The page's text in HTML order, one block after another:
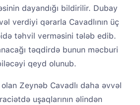
dayandığı bildirilir. Dubay
verdiyi qərarla Cavadlının üç
təhvil verməsini tələb edib.
təqdirdə bunun məcburi
qeyd olunub.
Zeynəb Cavadlı daha əvvəl
uşaqlarının əlindən